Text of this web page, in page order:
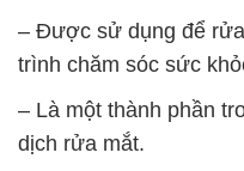
– Được sử dụng để
trình chăm sóc sức
– Là một thành phần
dịch rửa mắt.